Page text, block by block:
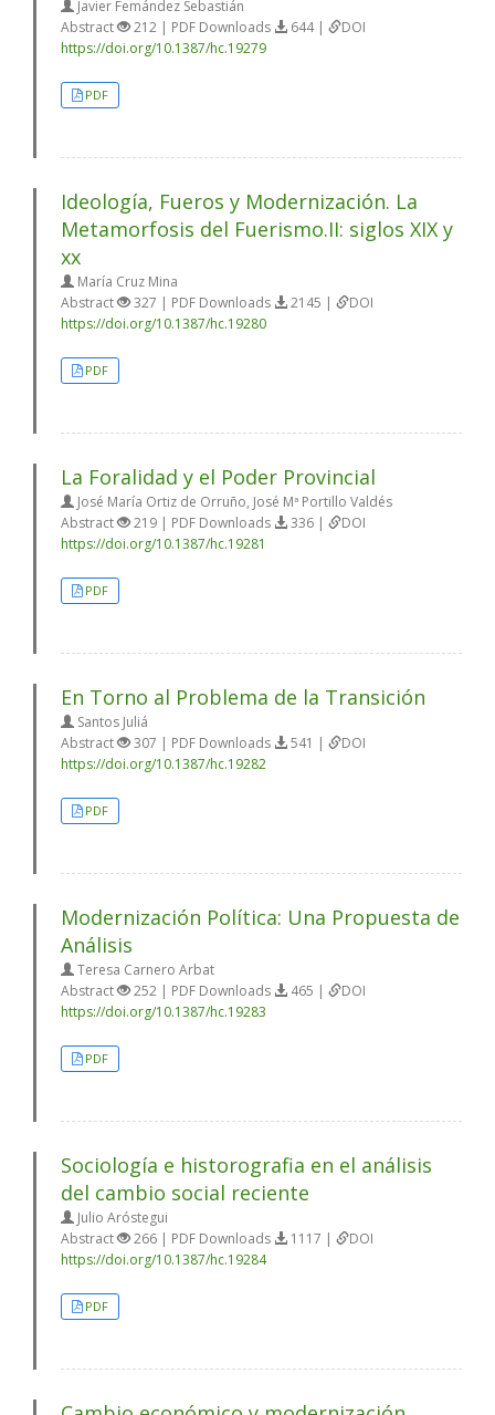
Javier Femández Sebastián
Abstract
212 | PDF Downloads 644 |
DOI
https://doi.org/10.1387/hc.19279
PDF
Ideología, Fueros y Modernización. La
Metamorfosis del Fuerismo.II: siglos XIX y
xx
María Cruz Mina
Abstract
327 | PDF Downloads 2145 |
DOI
https://doi.org/10.1387/hc.19280
PDF
La Foralidad y el Poder Provincial
José María Ortiz de Orruño, José Mª Portillo Valdés
Abstract
219 | PDF Downloads 336 |
DOI
https://doi.org/10.1387/hc.19281
PDF
En Torno al Problema de la Transición
Santos Juliá
Abstract
307 | PDF Downloads 541 |
DOI
https://doi.org/10.1387/hc.19282
PDF
Modernización Política: Una Propuesta de
Análisis
Teresa Carnero Arbat
Abstract
252 | PDF Downloads 465 |
DOI
https://doi.org/10.1387/hc.19283
PDF
Sociología e historografia en el análisis
del cambio social reciente
Julio Aróstegui
Abstract
266 | PDF Downloads 1117 |
DOI
https://doi.org/10.1387/hc.19284
PDF